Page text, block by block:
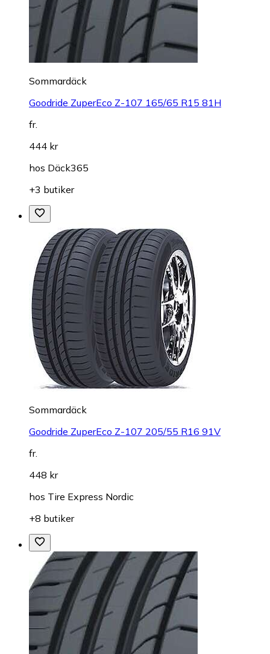
Sommardäck
Goodride ZuperEco Z-107 165/65 R15 81H
fr.
444 kr
hos Däck365
+3 butiker
Sommardäck
Goodride ZuperEco Z-107 205/55 R16 91V
fr.
448 kr
hos Tire Express Nordic
+8 butiker